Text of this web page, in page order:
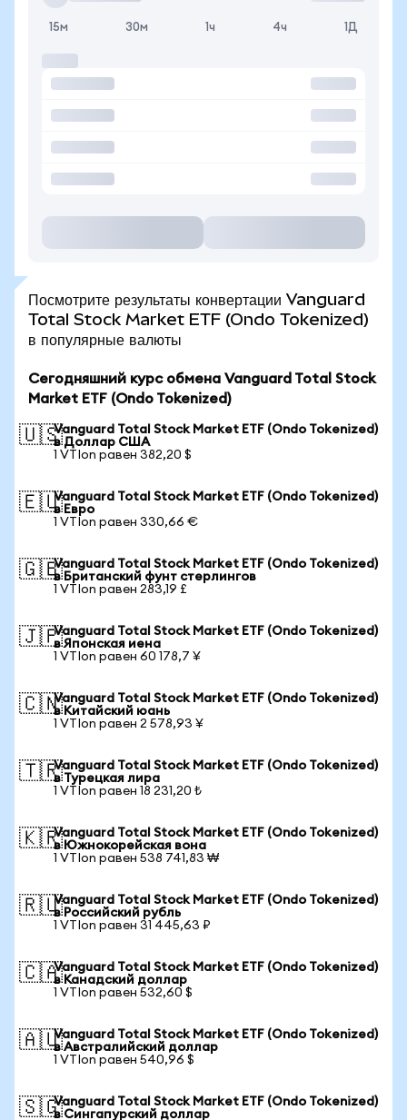
15м 30м 1ч 4ч 1Д
Посмотрите результаты конвертации Vanguard
Total Stock Market ETF (Ondo Tokenized)
в популярные валюты
Сегодняшний курс обмена Vanguard Total Stock
Market ETF (Ondo Tokenized)
🇺🇸Vanguard Total Stock Market ETF (Ondo Tokenized)
в Доллар США
1 VTIon равен 382,20 $
🇪🇺Vanguard Total Stock Market ETF (Ondo Tokenized)
в Евро
1 VTIon равен 330,66 €
🇬🇧Vanguard Total Stock Market ETF (Ondo Tokenized)
в Британский фунт стерлингов
1 VTIon равен 283,19 £
🇯🇵Vanguard Total Stock Market ETF (Ondo Tokenized)
в Японская иена
1 VTIon равен 60 178,7 ¥
🇨🇳Vanguard Total Stock Market ETF (Ondo Tokenized)
в Китайский юань
1 VTIon равен 2 578,93 ¥
🇹🇷Vanguard Total Stock Market ETF (Ondo Tokenized)
в Турецкая лира
1 VTIon равен 18 231,20 ₺
🇰🇷Vanguard Total Stock Market ETF (Ondo Tokenized)
в Южнокорейская вона
1 VTIon равен 538 741,83 ₩
🇷🇺Vanguard Total Stock Market ETF (Ondo Tokenized)
в Российский рубль
1 VTIon равен 31 445,63 ₽
🇨🇦Vanguard Total Stock Market ETF (Ondo Tokenized)
в Канадский доллар
1 VTIon равен 532,60 $
🇦🇺Vanguard Total Stock Market ETF (Ondo Tokenized)
в Австралийский доллар
1 VTIon равен 540,96 $
🇸🇬Vanguard Total Stock Market ETF (Ondo Tokenized)
в Сингапурский доллар